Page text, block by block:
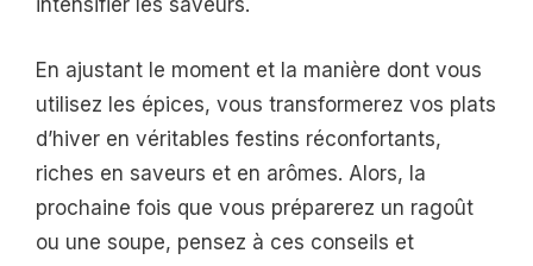
intensifier les saveurs.
En ajustant le moment et la manière dont vous
utilisez les épices, vous transformerez vos plats
d’hiver en véritables festins réconfortants,
riches en saveurs et en arômes. Alors, la
prochaine fois que vous préparerez un ragoût
ou une soupe, pensez à ces conseils et